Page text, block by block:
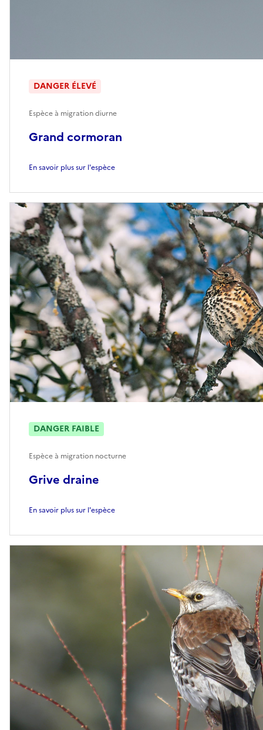
Grand cormoran
DANGER ÉLEVÉ
Espèce à migration diurne
En savoir plus sur l'espèce
Grive draine
DANGER FAIBLE
Espèce à migration nocturne
En savoir plus sur l'espèce